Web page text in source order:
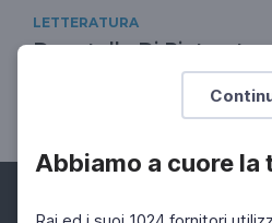
Abbiamo a cuore la
LETTERATURA
Donatella Di